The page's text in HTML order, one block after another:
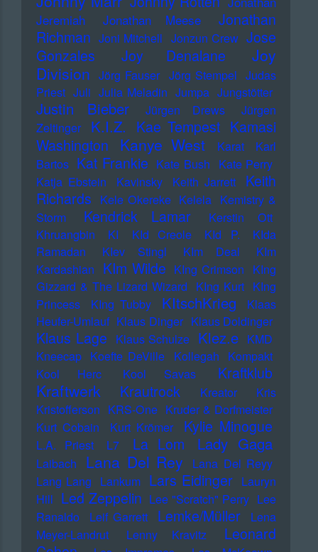
Jeremiah
Jonathan Meese
Jonathan
Richman Joni Mitchell Jonzun Crew Jose
Gonzales
Joy Denalane
Joy
Division Jörg Fauser Jörg Stempel Judas
Priest Juli Julia Meladin Jumpa Jungstötter
Justin Bieber Jürgen Drews
Jürgen
Zeltinger
K.I.Z. Kae Tempest Kamasi
Washington
Kanye West Karat
Karl
Bartos Kat Frankie Kate Bush Kate Perry
Katja Ebstein
Kavinsky Keith Jarrett
Keith
Richards Kele Okereke Kelela Kemistry &
Storm
Kendrick Lamar
Kerstin Ott
Khruangbin
KI KId Creole KId P.
KIda
Ramadan
KIev Stingl KIm Deal
KIm
Kardashian KIm Wilde KIng Crimson KIng
Gizzard & The Lizard Wizard KIng Kurt KIng
Princess
KIng Tubby KItschKrieg
Klaas
Heufer-Umlauf Klaus Dinger Klaus Doldinger
Klaus Lage Klaus Schulze Klez.e KMD
Kneecap Koefte DeVille Kollegah Kompakt
Kool Herc
Kool Savas Kraftklub
Kraftwerk Krautrock Kreator
Kris
Kristofferson KRS-One Kruder & Dorfmeister
Kurt Cobain
Kurt Krömer Kylie Minogue
L.A. Priest L7 La Lom Lady Gaga
Laibach Lana Del Rey
Lana Del Reyy
Lang Lang Lankum Lars Eidinger Lauryn
Hill Led Zeppelin Lee "Scratch" Perry Lee
Ranaldo
Leif Garrett Lemke/Müller
Lena
Meyer-Landrut
Lenny Kravitz
Leonard